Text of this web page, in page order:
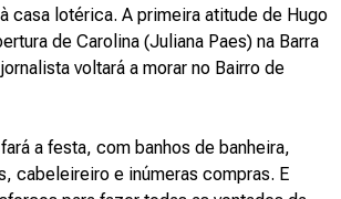
casa lotérica. A primeira atitude de Hugo
de Carolina (Juliana Paes) na Barra
voltará a morar no Bairro de
a festa, com banhos de banheira,
cabeleireiro e inúmeras compras. E